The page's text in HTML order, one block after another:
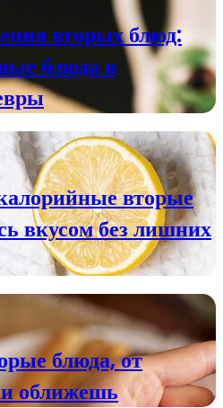
вторых блюд:
блюда в
вторые
вкусом без лишних
блюда, от
оближешь